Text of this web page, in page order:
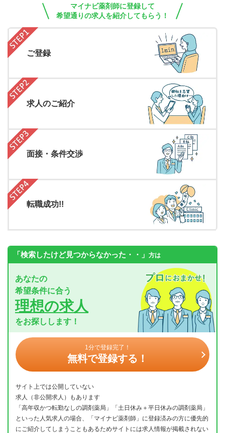
マイナビ薬剤師に登録して
希望通りの求人を紹介してもらう！
ご登録
求人のご紹介
面接・条件交渉
転職成功!!
「検索したけど見つからなかった・・」 方は
あなたの
希望条件に合う
理想の求人
をお探しします！
1分で登録完了！
無料で登録する！
サイト上では公開していない
求人（非公開求人）もあります
「高年収かつ転勤なしの調剤薬局」「土日休み＋平日休みの調剤薬局」
といった人気求人の場合、「マイナビ薬剤師」に登録済みの方に優先的
にご紹介してしまうこともあるためサイトには求人情報が掲載されない